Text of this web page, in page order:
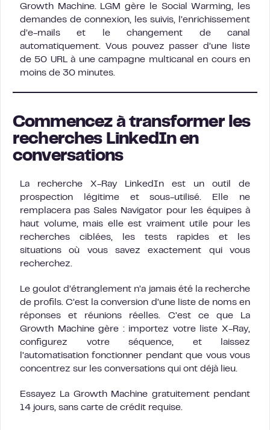
Growth Machine. LGM gère le Social Warming, les
demandes de connexion, les suivis, l’enrichissement
d’e-mails et le changement de canal
automatiquement. Vous pouvez passer d’une liste
de 50 URL à une campagne multicanal en cours en
moins de 30 minutes.
Commencez à transformer les
recherches LinkedIn en
conversations
La recherche X-Ray LinkedIn est un outil de
prospection légitime et sous-utilisé. Elle ne
remplacera pas Sales Navigator pour les équipes à
haut volume, mais elle est vraiment utile pour les
recherches ciblées, les tests rapides et les
situations où vous savez exactement qui vous
recherchez.
Le goulot d’étranglement n’a jamais été la recherche
de profils. C’est la conversion d’une liste de noms en
réponses et réunions réelles. C’est ce que La
Growth Machine gère : importez votre liste X-Ray,
configurez votre séquence, et laissez
l’automatisation fonctionner pendant que vous vous
concentrez sur les conversations qui ont déjà lieu.
Essayez La Growth Machine gratuitement pendant
14 jours, sans carte de crédit requise.